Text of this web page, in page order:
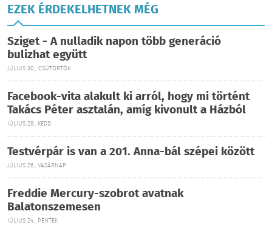
EZEK ÉRDEKELHETNEK MÉG
Sziget - A nulladik napon több generáció
bulizhat együtt
JÚLIUS 30., CSÜTÖRTÖK
Facebook-vita alakult ki arról, hogy mi történt
Takács Péter asztalán, amíg kivonult a Házból
JÚLIUS 28., KEDD
Testvérpár is van a 201. Anna-bál szépei között
JÚLIUS 26., VASÁRNAP
Freddie Mercury-szobrot avatnak
Balatonszemesen
JÚLIUS 24., PÉNTEK